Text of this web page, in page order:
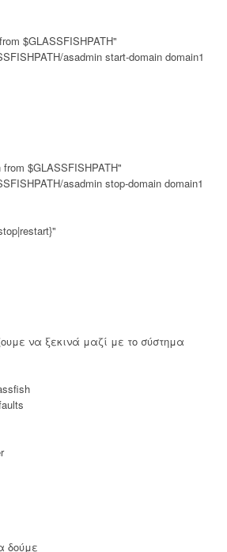
$GLASSFISHPATH"
asadmin start-domain domain1
$GLASSFISHPATH"
asadmin stop-domain domain1
να ξεκινά μαζί με το σύστημα
δούμε